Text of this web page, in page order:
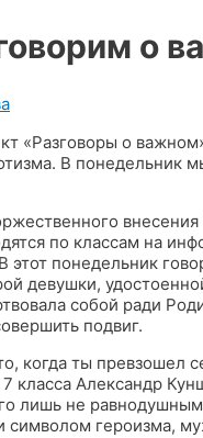
о
«Разговоры о
В
по классам на
понедельник
девушки,
собой ради
подвиг.
когда ты превзошел
класса Александр
лишь не
героизма,